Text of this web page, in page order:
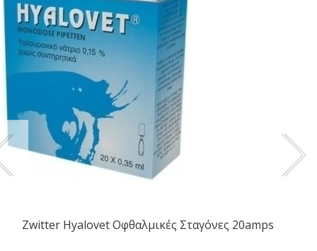
Zwitter Hyalovet Οφθαλμικές Σταγόνες 20amps